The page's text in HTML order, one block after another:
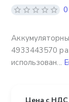
4933443570
использован...